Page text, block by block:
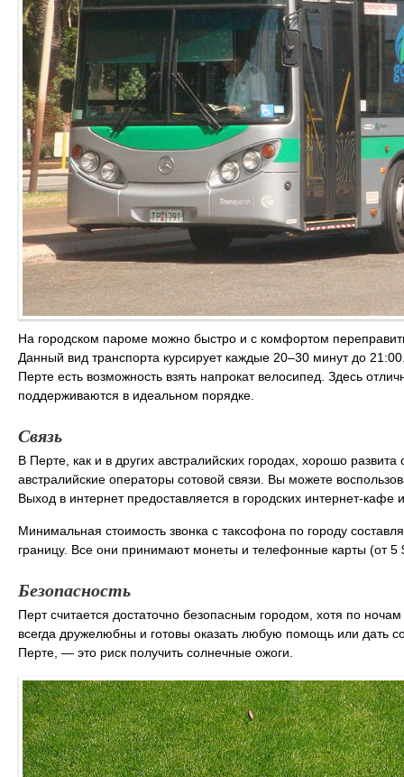
На городском пароме можно быстро и с комфортом
Данный вид транспорта курсирует каждые 20–30 минут до
Перте есть возможность взять напрокат велосипед. Здесь
поддерживаются в идеальном порядке.
Связь
В Перте, как и в других австралийских городах, хорошо
австралийские операторы сотовой связи. Вы можете
Выход в интернет предоставляется в городских интернет-
Минимальная стоимость звонка с таксофона по городу
границу. Все они принимают монеты и телефонные карты (от 5
Безопасность
Перт считается достаточно безопасным городом, хотя по
всегда дружелюбны и готовы оказать любую помощь или дать
Перте, — это риск получить солнечные ожоги.